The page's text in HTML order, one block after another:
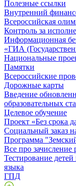
Полезные ссылки
Внутренний
Всероссийская
Контроль за
Информационная
«ГИА
Национальные
Памятки
Всероссийские
Дорожные карты
Введение
образовательных
Целевое обучение
Проект «Без срока
Социальный заказ
Программа
Все про зачисление
Тестирование
языка
ГПД